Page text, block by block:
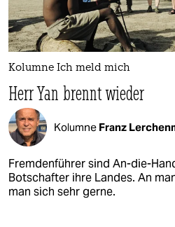
Kolumne Ich meld mich
Herr Yan brennt wieder
Kolumne Franz
Fremdenführer sind An-die-
Botschafter ihre Landes. An
man sich sehr gerne.